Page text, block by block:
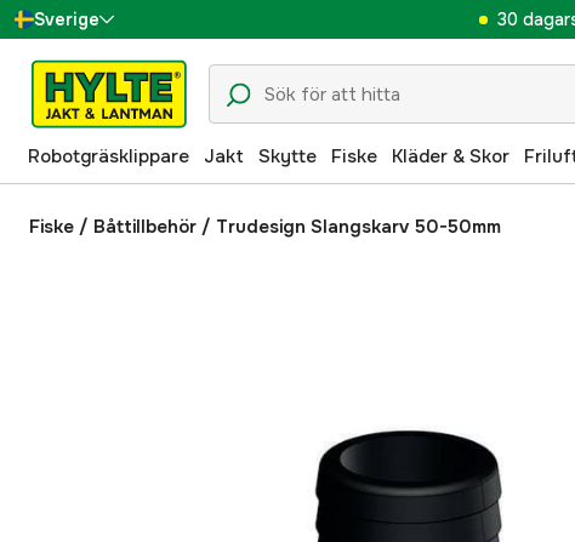
Sverige
Danmark
Suomi
Norge
Deutschland
30
Robotgräsklippare Jakt Skytte Fiske Kläder & Skor
Fiske / Båttillbehör / Trudesign Slangskarv 50-50mm